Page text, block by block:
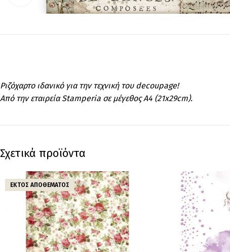
Ριζόχαρτο ιδανικό για την τεχνική του decoupage!
Από την εταιρεία Stamperia σε μέγεθος A4 (21x29cm).
Σχετικά προϊόντα
ΕΚΤΌΣ ΑΠΟΘΈΜΑΤΟΣ